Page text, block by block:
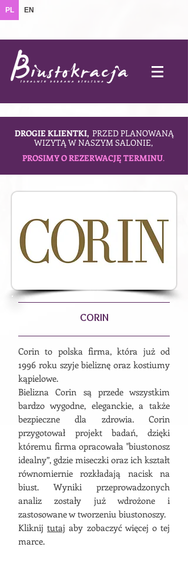
PL EN
DROGIE KLIENTKI, PRZED PLANOWANĄ
WIZYTĄ W NASZYM SALONIE,
PROSIMY O REZERWACJĘ TERMINU.
CORIN
Corin to polska firma, która już od
1996 roku szyje bieliznę oraz kostiumy
kąpielowe.
Bielizna Corin są przede wszystkim
bardzo wygodne, eleganckie, a także
bezpieczne dla zdrowia. Corin
przygotował projekt badań, dzięki
któremu firma opracowała "biustonosz
idealny”, gdzie miseczki oraz ich kształt
równomiernie rozkładają nacisk na
biust. Wyniki przeprowadzonych
analiz zostały już wdrożone i
zastosowane w tworzeniu biustonoszy.
Kliknijtutaj aby zobaczyć więcej o tej
marce.